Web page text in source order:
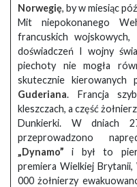
Norwegię, by w miesiąc
Mit niepokonanego
francuskich
doświadczeń I wojny
piechoty nie mogła
skutecznie kierowanych
Guderiana. Francja
kleszczach, a część
Dunkierki. W dniach
przeprowadzono
„Dynamo” i był to
premiera Wielkiej Brytanii,
000 żołnierzy